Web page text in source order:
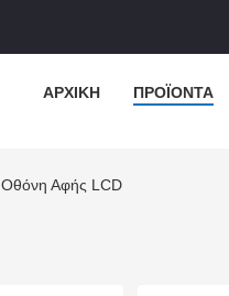
ΑΡΧΙΚΉ ΠΡΟΪΌΝΤΑ
Οθόνη Αφής LCD